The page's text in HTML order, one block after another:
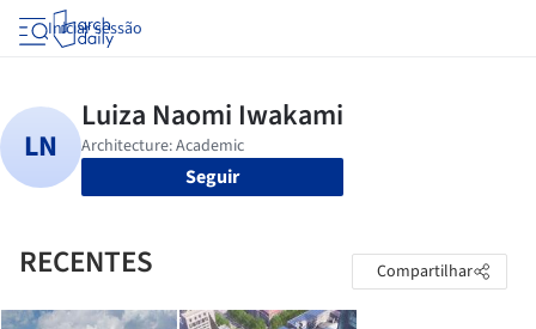
Iniciar sessão
Seguir
RECENTES Compartilhar